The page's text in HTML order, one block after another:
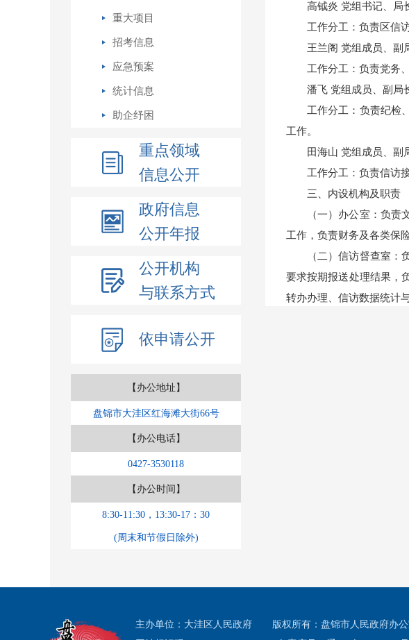
重大项目
招考信息
应急预案
统计信息
助企纾困
重点领域
信息公开
政府信息
公开年报
公开机构
与联系方式
依申请公开
【办公地址】
盘锦市大洼区红海滩大街66号
【办公电话】
0427-3530118
【办公时间】
8:30-11:30，13:30-17：30
(周末和节假日除外)
高钺炎 党组书记、局
工作分工：负责区信
王兰阁 党组成员、副
工作分工：负责党务
潘飞 党组成员、副局
工作分工：负责纪检
工作。
田海山 党组成员、副
工作分工：负责信访
三、内设机构及职责
（一）办公室：负
工作，负责财务及各类保
（二）信访督查室
要求按期报送处理结果，
转办办理、信访数据统计
主办单位：大洼区人民政府 版权所有：盘锦市人民政府办